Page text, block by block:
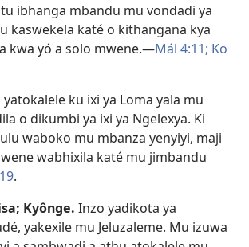
ibhanga mbandu mu vondadi ya
kaswekela katé o kithangana kya
kwa yó a solo mwene.—Mál 4:11; Ko
ku ixi ya Loma yala mu
o dikumbi ya ixi ya Ngelexya. Ki
waboko mu mbanza yenyiyi, maji
wabhixila katé mu jimbandu
.
Kyônge. Inzo yadikota ya
yakexile mu Jeluzaleme. Mu izuwa